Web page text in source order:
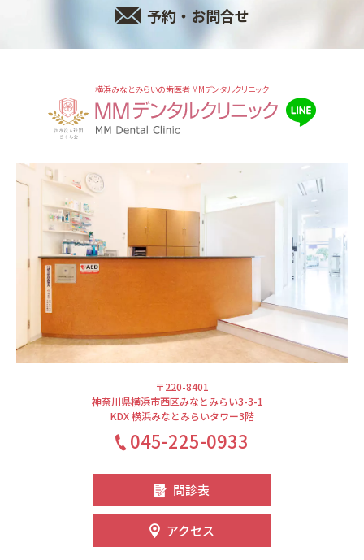
予約・お問合せ
横浜みなとみらいの歯医者 MMデンタルクリニック
〒220-8401
神奈川県横浜市西区みなとみらい3-3-1
KDX 横浜みなとみらいタワー3階
045-225-0933
問診表
アクセス